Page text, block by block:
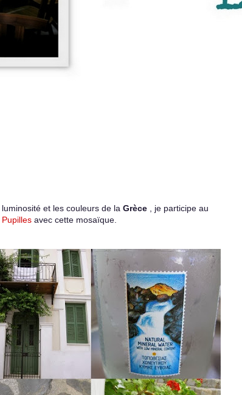
et les couleurs de la Grèce , je participe au
avec cette mosaïque.